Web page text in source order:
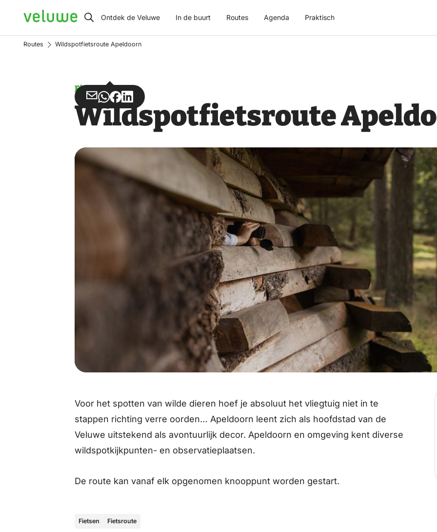
Veluwe Ontdek de Veluwe In de buurt Routes Agenda Praktisch
Routes Wildspotfietsroute Apeldoorn
Fietsen
Deel
via
Deel
via
DeelDeel
op
LinkedIn
Wildspotfietsroute
Voor het spotten van wilde dieren hoef je absoluut het vliegtuig niet in te
stappen richting verre oorden… Apeldoorn leent zich als hoofdstad van de
Veluwe uitstekend als avontuurlijk decor. Apeldoorn en omgeving kent diverse
wildspotkijkpunten- en observatieplaatsen.
De route kan vanaf elk opgenomen knooppunt worden gestart.
Fietsen Fietsroute